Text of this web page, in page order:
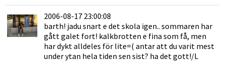
2006-08-17 23:00:08
barth! jadu snart e det skola igen.. sommaren har
gått galet fort! kalkbrotten e fina som få, men
har dykt alldeles för lite=( antar att du varit mest
under ytan hela tiden sen sist? ha det gott!/L